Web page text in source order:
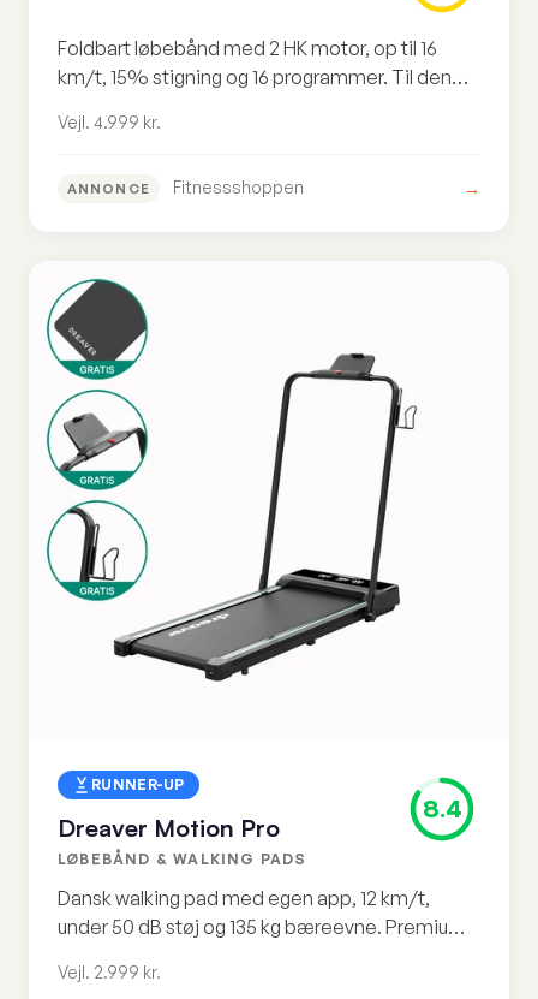
Foldbart løbebånd med 2 HK motor, op til 16
km/t, 15% stigning og 16 programmer. Til den
Vejl. 4.999 kr.
ANNONCE Fitnessshoppen →
RUNNER-UP
Dreaver Motion Pro
LØBEBÅND & WALKING PADS
8.4
Dansk walking pad med egen app, 12 km/t,
under 50 dB støj og 135 kg bæreevne. Premium-
Vejl. 2.999 kr.